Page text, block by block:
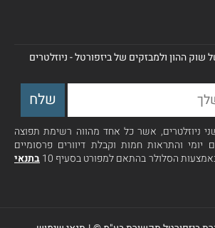
שוק ההון ולמבזקים של ביזפורטל - ניוזלטרים
ניוזלטרים, אשר כל אחד מהווה רשימת תפוצה
יומי והתראות חמות וקבלת דיוורים פרסומיים
הסלולר בהתאם למפורט בסעיף 10
בתנאי